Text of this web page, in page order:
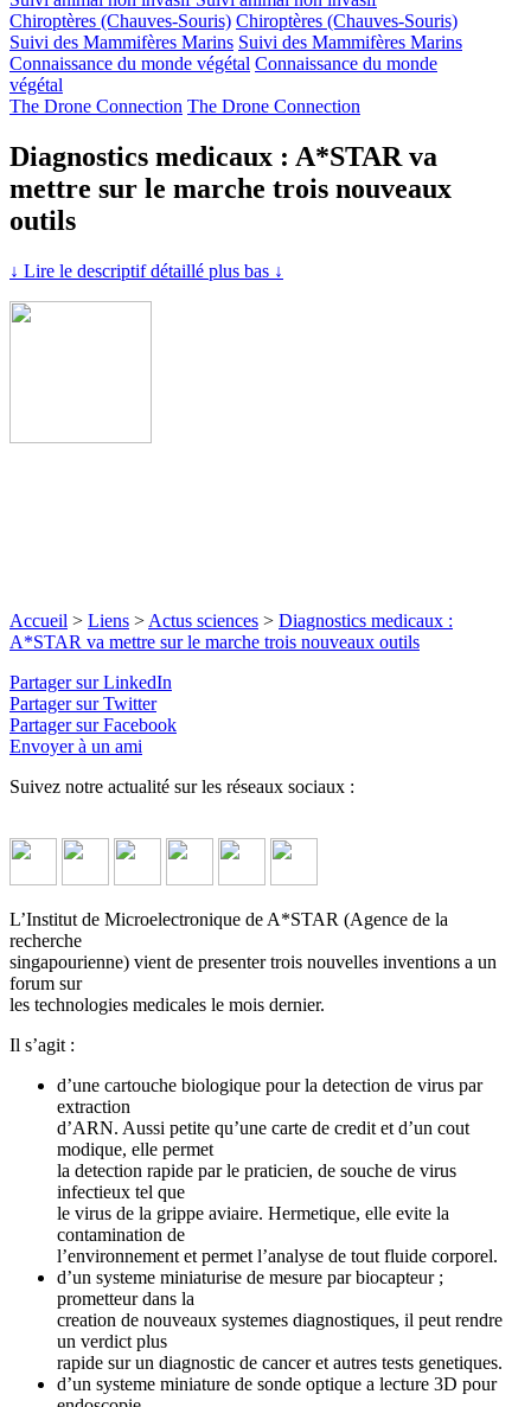
Chiroptères (Chauves-Souris) Chiroptères (Chauves-Souris)
Suivi des Mammifères Marins Suivi des Mammifères Marins
Connaissance du monde végétal Connaissance du monde
végétal
The Drone Connection The Drone Connection
Diagnostics medicaux : A*STAR va
mettre sur le marche trois nouveaux
outils
↓ Lire le descriptif détaillé plus bas ↓
Accueil > Liens > Actus sciences > Diagnostics medicaux :
A*STAR va mettre sur le marche trois nouveaux outils
Partager sur LinkedIn
Partager sur Twitter
Partager sur Facebook
Envoyer à un ami
Suivez notre actualité sur les réseaux sociaux :
L’Institut de Microelectronique de A*STAR (Agence de la
recherche
singapourienne) vient de presenter trois nouvelles inventions a un
forum sur
les technologies medicales le mois dernier.
Il s’agit :
d’une cartouche biologique pour la detection de virus par
extraction
d’ARN. Aussi petite qu’une carte de credit et d’un cout
modique, elle permet
la detection rapide par le praticien, de souche de virus
infectieux tel que
le virus de la grippe aviaire. Hermetique, elle evite la
contamination de
l’environnement et permet l’analyse de tout fluide corporel.
d’un systeme miniaturise de mesure par biocapteur ;
prometteur dans la
creation de nouveaux systemes diagnostiques, il peut rendre
un verdict plus
rapide sur un diagnostic de cancer et autres tests genetiques.
d’un systeme miniature de sonde optique a lecture 3D pour